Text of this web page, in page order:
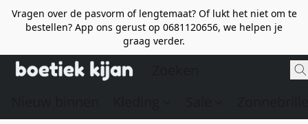
Vragen over de pasvorm of lengtemaat? Of lukt het niet om te
bestellen? App ons gerust op 0681120656, we helpen je
graag verder.